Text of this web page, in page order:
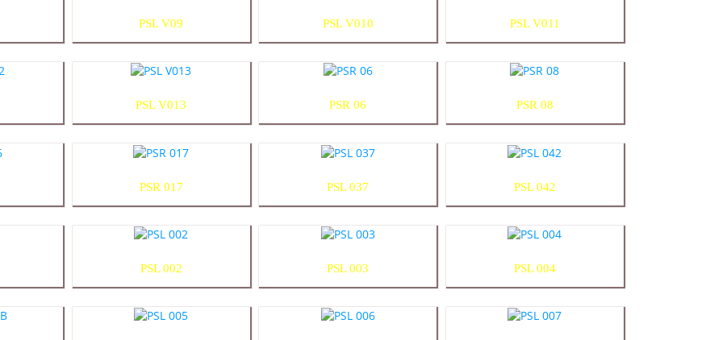
PSL V09 PSL V010 PSL V011
PSL V013 PSR 06 PSR 08
PSR 017 PSL 037 PSL 042
PSL 002 PSL 003 PSL 004